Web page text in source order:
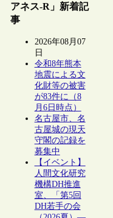
アネス-R」新着記
事
2026年08月07
日
令和8年熊本
地震による文
化財等の被害
が83件に（8
月6日時点）
名古屋市、名
古屋城の現天
守閣の記録を
募集中
【イベント】
人間文化研究
機構DH推進
室、「第5回
DH若手の会